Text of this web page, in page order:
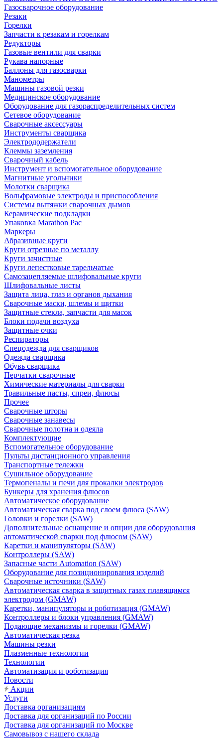
Газосварочное оборудование
Резаки
Горелки
Запчасти к резакам и горелкам
Редукторы
Газовые вентили для сварки
Рукава напорные
Баллоны для газосварки
Манометры
Машины газовой резки
Медицинское оборудование
Оборудование для газораспределительных систем
Сетевое оборудование
Сварочные аксессуары
Инструменты сварщика
Электрододержатели
Клеммы заземления
Сварочный кабель
Инструмент и вспомогательное оборудование
Магнитные угольники
Молотки сварщика
Вольфрамовые электроды и приспособления
Системы вытяжки сварочных дымов
Керамические подкладки
Упаковка Marathon Pac
Маркеры
Абразивные круги
Круги отрезные по металлу
Круги зачистные
Круги лепестковые тарельчатые
Самозацепляемые шлифовальные круги
Шлифовальные листы
Защита лица, глаз и органов дыхания
Сварочные маски, шлемы и щитки
Защитные стекла, запчасти для масок
Блоки подачи воздуха
Защитные очки
Респираторы
Спецодежда для сварщиков
Одежда сварщика
Обувь сварщика
Перчатки сварочные
Химические материалы для сварки
Травильные пасты, спреи, флюсы
Прочее
Сварочные шторы
Сварочные занавесы
Сварочные полотна и одеяла
Комплектующие
Вспомогательное оборудование
Пульты дистанционного управления
Транспортные тележки
Сушильное оборудование
Термопеналы и печи для прокалки электродов
Бункеры для хранения флюсов
Автоматическое оборудование
Автоматическая сварка под слоем флюса (SAW)
Головки и горелки (SAW)
Дополнительные оснащение и опции для оборудования
автоматической сварки под флюсом (SAW)
Каретки и манипуляторы (SAW)
Контроллеры (SAW)
Запасные части Automation (SAW)
Оборудование для позиционирования изделий
Сварочные источники (SAW)
Автоматическая сварка в защитных газах плавящимся
электродом (GMAW)
Каретки, манипуляторы и роботизация (GMAW)
Контроллеры и блоки управления (GMAW)
Подающие механизмы и горелки (GMAW)
Автоматическая резка
Машины резки
Плазменные технологии
Технологии
Автоматизация и роботизация
Новости
Акции
Услуги
Доставка организациям
Доставка для организаций по России
Доставка для организаций по Москве
Самовывоз с нашего склада